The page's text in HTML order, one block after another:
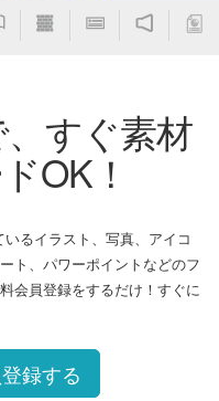
すぐ素材
OK！
るイラスト、写真、アイコ
ト、パワーポイントなどのフ
会員登録をするだけ！すぐに
録する